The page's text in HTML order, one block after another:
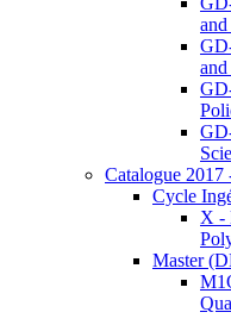
Catalogue 2017
Cycle
X -
Master